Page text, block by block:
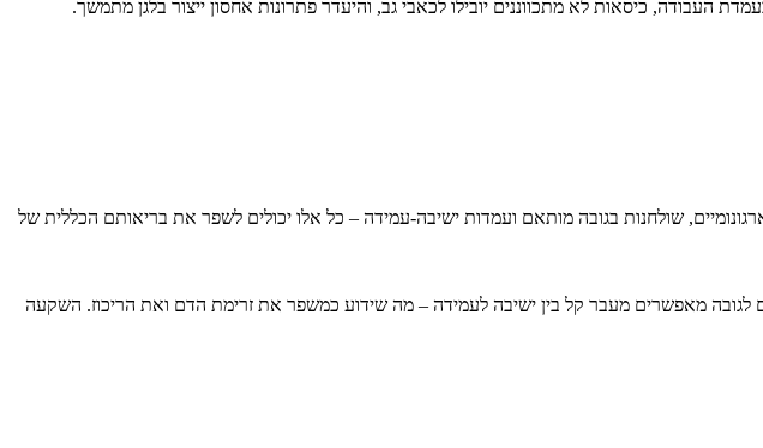
העבודה, כיסאות לא מתכווננים יובילו לכאבי גב, והיעדר פתרונות אחסון ייצור בלגן מתמשך.
שולחנות בגובה מותאם ועמדות ישיבה-עמידה – כל אלו יכולים לשפר את בריאותם הכללית של
לגובה מאפשרים מעבר קל בין ישיבה לעמידה – מה שידוע כמשפר את זרימת הדם ואת הריכוז. השקעה